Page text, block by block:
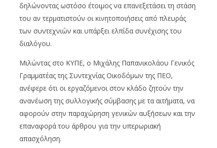
δηλώνοντας ωστόσο έτοιμος να επανεξετάσει τη στάση
του αν τερματιστούν οι κινητοποιήσεις από πλευράς
των συντεχνιών και υπάρξει ελπίδα συνέχισης του
διαλόγου.
Μιλώντας στο ΚΥΠΕ, ο Μιχάλης Παπανικολάου Γενικός
Γραμματέας της Συντεχνίας Οικοδόμων της ΠΕΟ,
ανέφερε ότι οι εργαζόμενοι στον κλάδο ζητούν την
ανανέωση της συλλογικής σύμβασης με τα αιτήματα, να
αφορούν στην παραχώρηση γενικών αυξήσεων και την
επαναφορά του άρθρου για την υπερωριακή
απασχόληση.